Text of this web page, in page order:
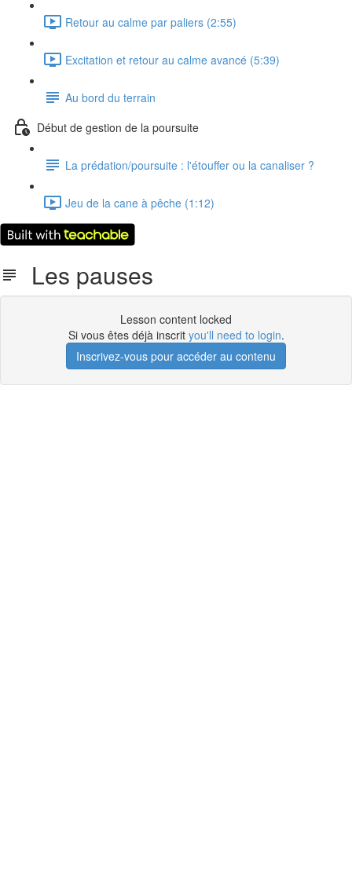
Retour au calme par paliers (2:55)
Excitation et retour au calme avancé (5:39)
Au bord du terrain
Début de gestion de la poursuite
La prédation/poursuite : l'étouffer ou la canaliser ?
Jeu de la cane à pêche (1:12)
Les pauses
Lesson content locked
Si vous êtes déjà inscrit you'll need to login.
Inscrivez-vous pour accéder au contenu